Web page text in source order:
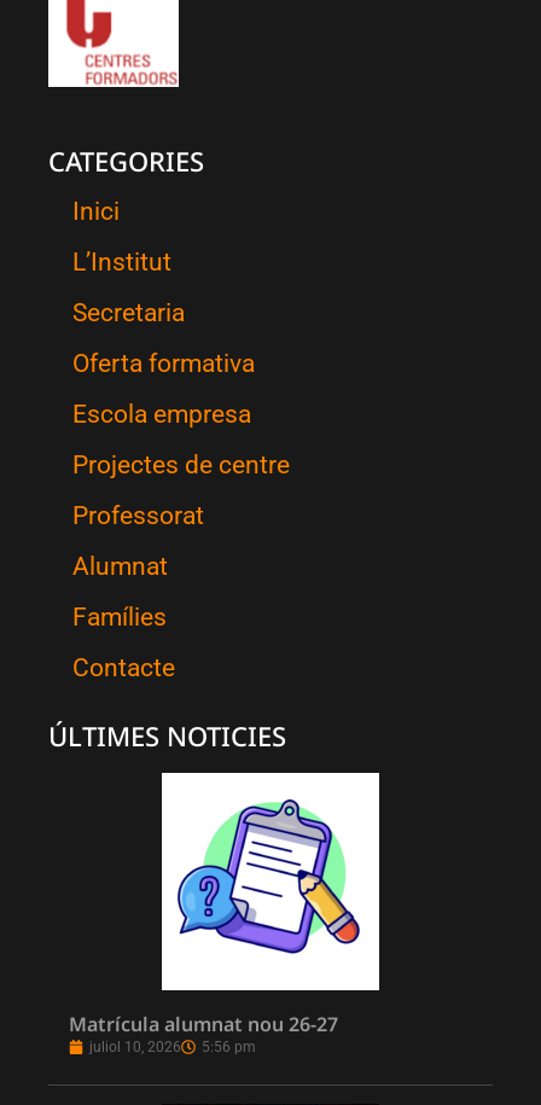
CATEGORIES
Inici
L’Institut
Secretaria
Oferta formativa
Escola empresa
Projectes de centre
Professorat
Alumnat
Famílies
Contacte
ÚLTIMES NOTICIES
Matrícula alumnat nou 26-27
juliol 10, 2026 5:56 pm